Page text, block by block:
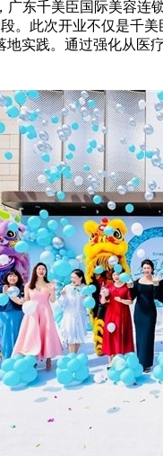
东千美臣国际美容连锁
。此次开业不仅是千
地实践。通过强化从医